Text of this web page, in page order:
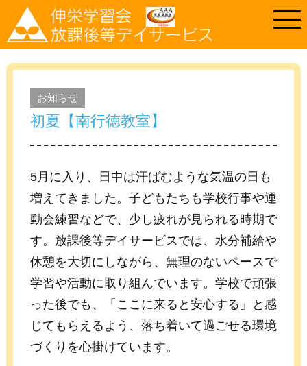
お知らせ
初夏【南行徳教室】
5月に入り、日中は汗ばむような気温の日も
増えてきました。子どもたちも学校行事や運
動会練習などで、少し疲れが見られる時期で
す。放課後等デイサービスでは、水分補給や
休憩を大切にしながら、無理のないペースで
学習や活動に取り組んでいます。学校で頑張
った後でも、「ここに来ると安心する」と感
じてもらえるよう、落ち着いて過ごせる環境
づくりを心掛けています。